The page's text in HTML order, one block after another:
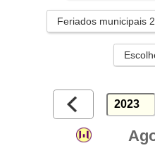
Feriados municipais